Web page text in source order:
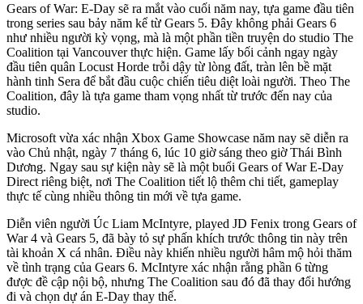
Gears of War: E-Day sẽ ra mắt vào cuối năm nay, tựa game đầu tiên
trong series sau bảy năm kể từ Gears 5. Đây không phải Gears 6
như nhiều người kỳ vọng, mà là một phần tiền truyện do studio The
Coalition tại Vancouver thực hiện. Game lấy bối cảnh ngay ngày
đầu tiên quân Locust Horde trỗi dậy từ lòng đất, tràn lên bề mặt
hành tinh Sera để bắt đầu cuộc chiến tiêu diệt loài người. Theo The
Coalition, đây là tựa game tham vọng nhất từ trước đến nay của
studio.
Microsoft vừa xác nhận Xbox Game Showcase năm nay sẽ diễn ra
vào Chủ nhật, ngày 7 tháng 6, lúc 10 giờ sáng theo giờ Thái Bình
Dương. Ngay sau sự kiện này sẽ là một buổi Gears of War E-Day
Direct riêng biệt, nơi The Coalition tiết lộ thêm chi tiết, gameplay
thực tế cùng nhiều thông tin mới về tựa game.
Diễn viên người Úc Liam McIntyre, played JD Fenix trong Gears of
War 4 và Gears 5, đã bày tỏ sự phấn khích trước thông tin này trên
tài khoản X cá nhân. Điều này khiến nhiều người hâm mộ hỏi thăm
về tình trạng của Gears 6. McIntyre xác nhận rằng phần 6 từng
được đề cập nội bộ, nhưng The Coalition sau đó đã thay đổi hướng
đi và chọn dự án E-Day thay thế.